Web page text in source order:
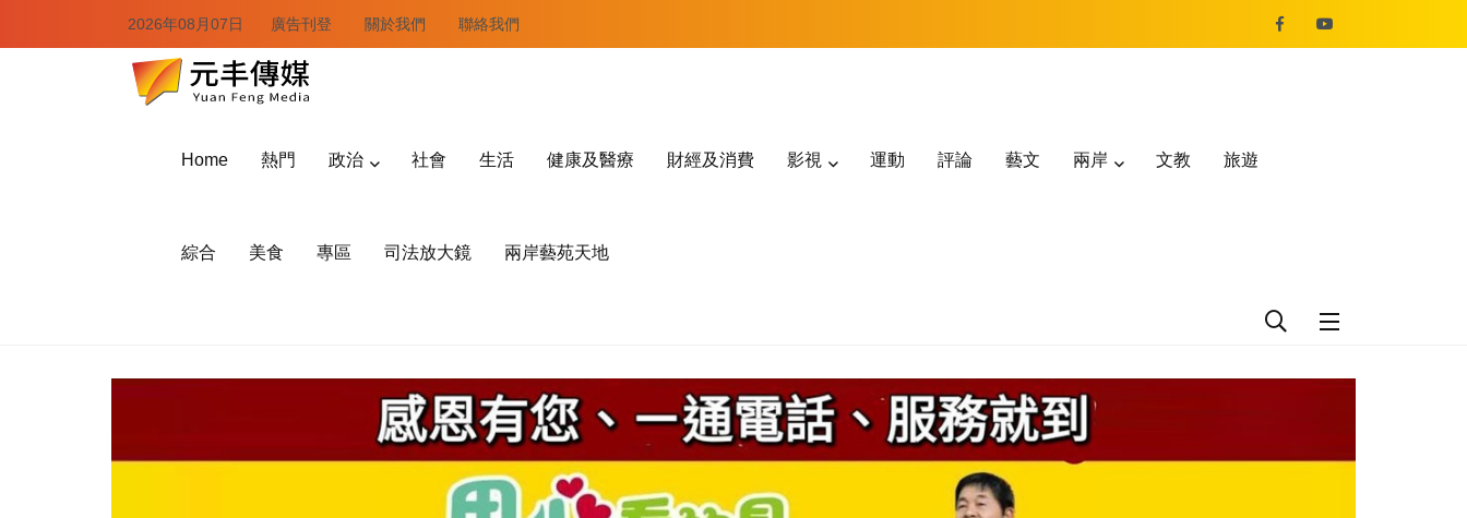
2026年08月07日 廣告刊登 關於我們 聯絡我們
Home 熱門 政治 社會 生活 健康及醫療 財經及消費 影視 運動 評論 藝文 兩岸 文教 旅遊
綜合 美食 專區 司法放大鏡 兩岸藝苑天地